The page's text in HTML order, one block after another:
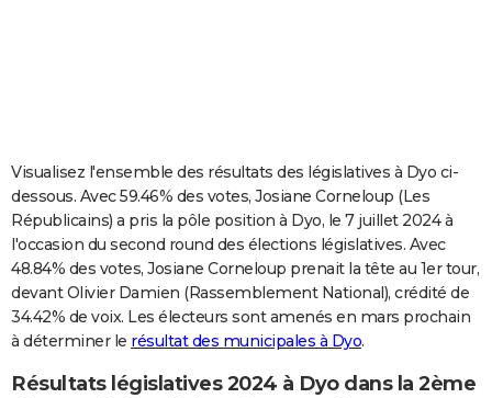
Carte de Noël
Carte Bonne année
Carte Saint-Valentin
Carte Pâques
Carte d'anniversaire
DICTIONNAIRE
Dictionnaire
Biographies
Citations
Expressions
Proverbes
PROGRAMME TV
COPAINS D'AVANT
S'inscrire
Se connecter
Lycées
Collèges
Primaires
Universités
Entreprises
Service militaire
Avis de recherche
AVIS DE DÉCÈS
FORUM
Visualisez l'ensemble des résultats des législatives à Dyo ci-
dessous. Avec 59.46% des votes, Josiane Corneloup (Les
Républicains) a pris la pôle position à Dyo, le 7 juillet 2024 à
l'occasion du second round des élections législatives. Avec
48.84% des votes, Josiane Corneloup prenait la tête au 1er tour,
devant Olivier Damien (Rassemblement National), crédité de
34.42% de voix. Les électeurs sont amenés en mars prochain
à déterminer le résultat des municipales à Dyo.
Résultats législatives 2024 à Dyo dans la 2ème